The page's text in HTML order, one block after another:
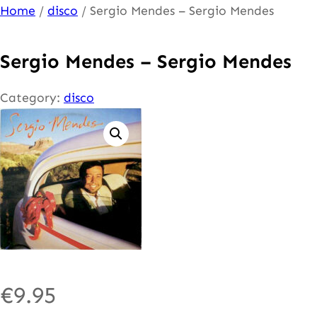
Ga
de
inhoud
Home / disco / Sergio Mendes – Sergio Mendes
Sergio Mendes – Sergio Mendes
Category: disco
€9.95